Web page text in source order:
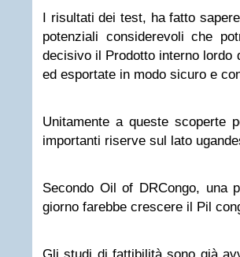
I risultati dei test, ha fatto
potenziali considerevoli che
decisivo il Prodotto interno lordo
ed esportate in modo sicuro e
Unitamente a queste scoperte
importanti riserve sul lato
Secondo Oil of DRCongo, una
giorno farebbe crescere il Pil